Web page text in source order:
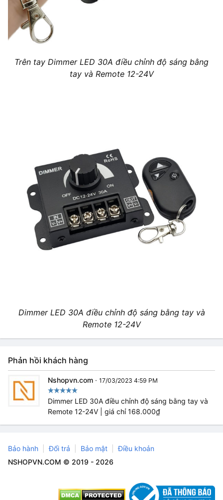
Trên tay Dimmer LED 30A điều chỉnh độ sáng bằng
tay và Remote 12-24V
Dimmer LED 30A điều chỉnh độ sáng bằng tay và
Remote 12-24V
Phản hồi khách hàng
Nshopvn.com · 17/03/2023 4:59 PM
Dimmer LED 30A điều chỉnh độ sáng bằng tay và
Remote 12-24V | giá chỉ 168.000₫
Bảo hành Đổi trả Bảo mật
Điều khoản
NSHOPVN.COM © 2019 - 2026